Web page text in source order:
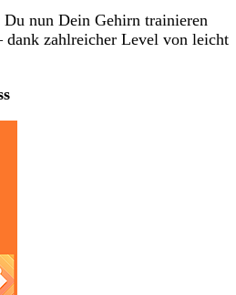
Du nun Dein Gehirn trainieren
dank zahlreicher Level von leicht